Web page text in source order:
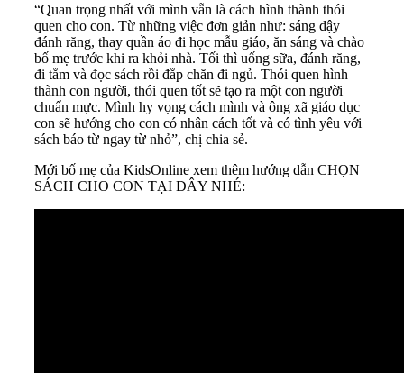
“Quan trọng nhất với mình vẫn là cách hình thành thói
quen cho con. Từ những việc đơn giản như: sáng dậy
đánh răng, thay quần áo đi học mẫu giáo, ăn sáng và chào
bố mẹ trước khi ra khỏi nhà. Tối thì uống sữa, đánh răng,
đi tắm và đọc sách rồi đắp chăn đi ngủ. Thói quen hình
thành con người, thói quen tốt sẽ tạo ra một con người
chuẩn mực. Mình hy vọng cách mình và ông xã giáo dục
con sẽ hướng cho con có nhân cách tốt và có tình yêu với
sách báo từ ngay từ nhỏ”, chị chia sẻ.
Mới bố mẹ của KidsOnline xem thêm hướng dẫn CHỌN
SÁCH CHO CON TẠI ĐÂY NHÉ: